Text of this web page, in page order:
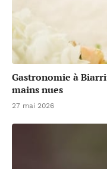
Gastronomie à
mains nues
27 mai 2026